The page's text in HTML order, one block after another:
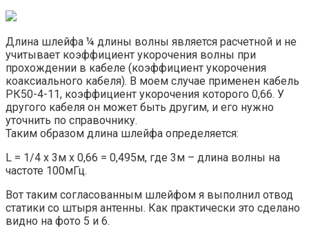
Длина шлейфа ¼ длины волны является расчетной и не
учитывает коэффициент укорочения волны при
прохождении в кабеле (коэффициент укорочения
коаксиального кабеля). В моем случае применен кабель
РК50-4-11, коэффициент укорочения которого 0,66. У
другого кабеля он может быть другим, и его нужно
уточнить по справочнику.
Таким образом длина шлейфа определяется:
L = 1/4 x 3м x 0,66 = 0,495м, где 3м – длина волны на
частоте 100мГц.
Вот таким согласованным шлейфом я выполнил отвод
статики со штыря антенны. Как практически это сделано
видно на фото 5 и 6.